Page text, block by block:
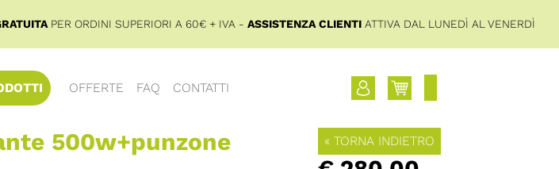
PER ORDINI SUPERIORI A 60€ + IVA - ASSISTENZA CLIENTIATTIVA DAL LUNEDÌ AL VENERDÌ
OFFERTE FAQ CONTATTI
500w+punzone « TORNA INDIETRO